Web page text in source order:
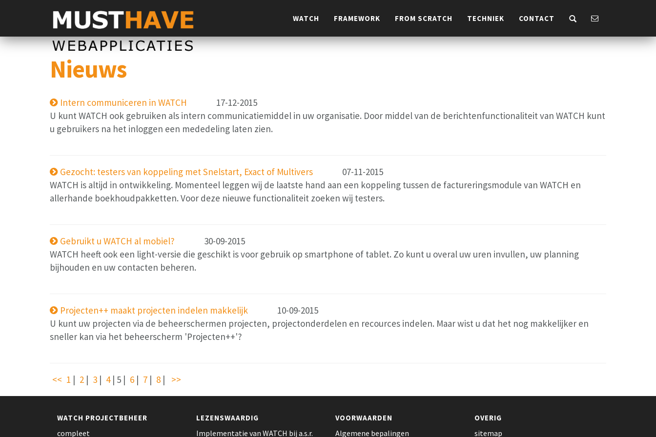
WATCH FRAMEWORK FROM SCRATCH TECHNIEK CONTACT
Nieuws
Intern communiceren in WATCH
17-12-2015
U kunt WATCH ook gebruiken als intern communicatiemiddel in uw organisatie. Door middel van de berichtenfunctionaliteit van WATCH kunt
u gebruikers na het inloggen een mededeling laten zien.
Gezocht: testers van koppeling met Snelstart, Exact of Multivers
07-11-2015
WATCH is altijd in ontwikkeling. Momenteel leggen wij de laatste hand aan een koppeling tussen de factureringsmodule van WATCH en
allerhande boekhoudpakketten. Voor deze nieuwe functionaliteit zoeken wij testers.
Gebruikt u WATCH al mobiel?
30-09-2015
WATCH heeft ook een light-versie die geschikt is voor gebruik op smartphone of tablet. Zo kunt u overal uw uren invullen, uw planning
bijhouden en uw contacten beheren.
Projecten++ maakt projecten indelen makkelijk
10-09-2015
U kunt uw projecten via de beheerschermen projecten, projectonderdelen en recources indelen. Maar wist u dat het nog makkelijker en
sneller kan via het beheerscherm 'Projecten++'?
<< 1 | 2 | 3 | 4| 5 | 6 | 7 | 8 | >>
WATCH PROJECTBEHEER
compleet
LEZENSWAARDIG
Implementatie van WATCH bij a.s.r.
VOORWAARDEN
Algemene bepalingen
OVERIG
sitemap